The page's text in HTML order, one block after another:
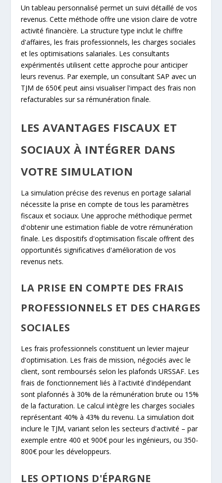
Un tableau personnalisé permet un suivi détaillé de vos
revenus. Cette méthode offre une vision claire de votre
activité financière. La structure type inclut le chiffre
d'affaires, les frais professionnels, les charges sociales
et les optimisations salariales. Les consultants
expérimentés utilisent cette approche pour anticiper
leurs revenus. Par exemple, un consultant SAP avec un
TJM de 650€ peut ainsi visualiser l'impact des frais non
refacturables sur sa rémunération finale.
LES AVANTAGES FISCAUX ET
SOCIAUX À INTÉGRER DANS
VOTRE SIMULATION
La simulation précise des revenus en portage salarial
nécessite la prise en compte de tous les paramètres
fiscaux et sociaux. Une approche méthodique permet
d'obtenir une estimation fiable de votre rémunération
finale. Les dispositifs d'optimisation fiscale offrent des
opportunités significatives d'amélioration de vos
revenus nets.
LA PRISE EN COMPTE DES FRAIS
PROFESSIONNELS ET DES CHARGES
SOCIALES
Les frais professionnels constituent un levier majeur
d'optimisation. Les frais de mission, négociés avec le
client, sont remboursés selon les plafonds URSSAF. Les
frais de fonctionnement liés à l'activité d'indépendant
sont plafonnés à 30% de la rémunération brute ou 15%
de la facturation. Le calcul intègre les charges sociales
représentant 40% à 43% du revenu. La simulation doit
inclure le TJM, variant selon les secteurs d'activité – par
exemple entre 400 et 900€ pour les ingénieurs, ou 350-
800€ pour les développeurs.
LES OPTIONS D'ÉPARGNE